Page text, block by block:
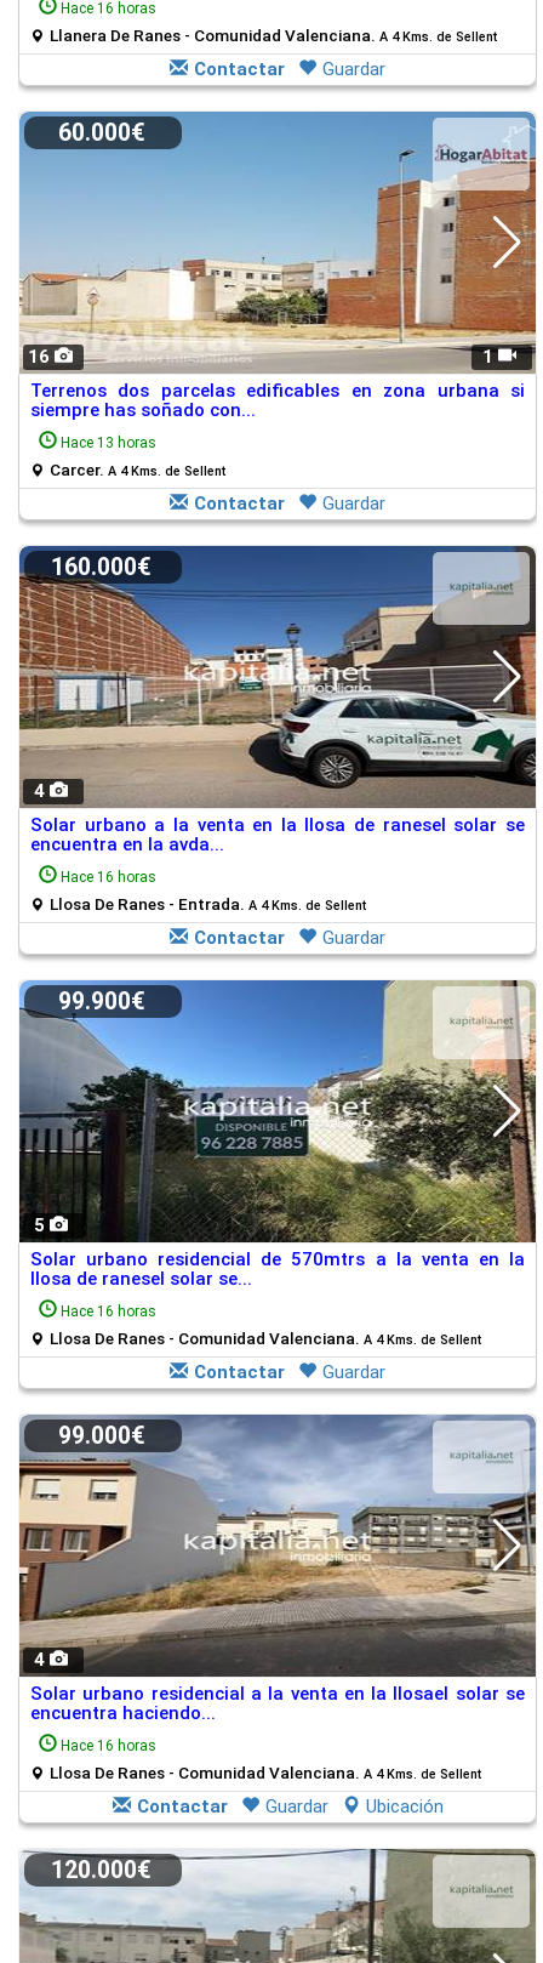
Hace 16 horas
Llanera De Ranes - Comunidad Valenciana. A 4 Kms. de Sellent
Contactar Guardar
16 1
60.000€
Terrenos dos parcelas edificables en zona urbana si
siempre has soñado con...
Hace 13 horas
Carcer. A 4 Kms. de Sellent
Contactar Guardar
4
160.000€
Solar urbano a la venta en la llosa de ranesel solar se
encuentra en la avda...
Hace 16 horas
Llosa De Ranes - Entrada. A 4 Kms. de Sellent
Contactar Guardar
5
99.900€
Solar urbano residencial de 570mtrs a la venta en la
llosa de ranesel solar se...
Hace 16 horas
Llosa De Ranes - Comunidad Valenciana. A 4 Kms. de Sellent
Contactar Guardar
4
99.000€
Solar urbano residencial a la venta en la llosael solar se
encuentra haciendo...
Hace 16 horas
Llosa De Ranes - Comunidad Valenciana. A 4 Kms. de Sellent
Contactar Guardar Ubicación
120.000€